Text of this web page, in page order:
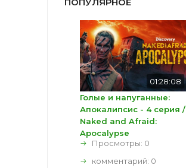
01:28:08
Голые и напуганные:
Апокалипсис - 4 серия /
Naked and Afraid:
Apocalypse
Просмотры: 0
комментарий: 0